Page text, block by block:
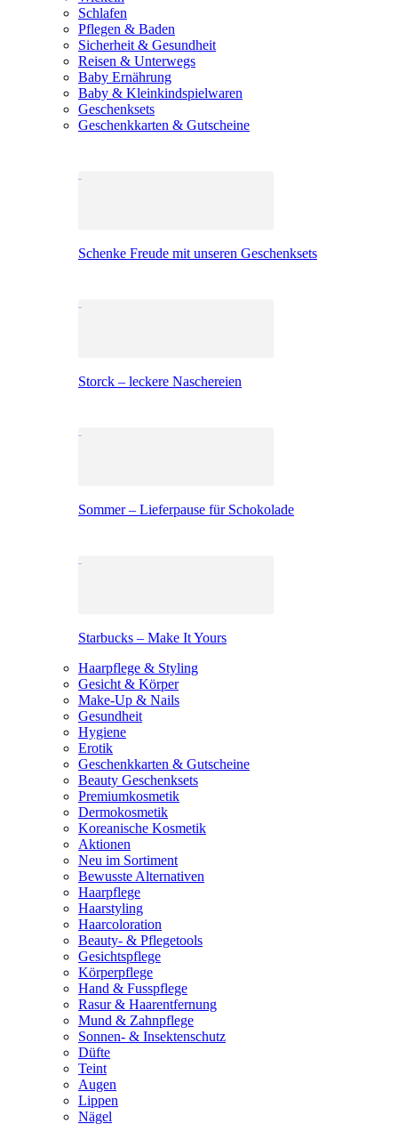
Schlafen
Pflegen & Baden
Sicherheit & Gesundheit
Reisen & Unterwegs
Baby Ernährung
Baby & Kleinkindspielwaren
Geschenksets
Geschenkkarten & Gutscheine
Schenke Freude mit unseren Geschenksets
Storck – leckere Naschereien
Sommer – Lieferpause für Schokolade
Starbucks – Make It Yours
Haarpflege & Styling
Gesicht & Körper
Make-Up & Nails
Gesundheit
Hygiene
Erotik
Geschenkkarten & Gutscheine
Beauty Geschenksets
Premiumkosmetik
Dermokosmetik
Koreanische Kosmetik
Aktionen
Neu im Sortiment
Bewusste Alternativen
Haarpflege
Haarstyling
Haarcoloration
Beauty- & Pflegetools
Gesichtspflege
Körperpflege
Hand & Fusspflege
Rasur & Haarentfernung
Mund & Zahnpflege
Sonnen- & Insektenschutz
Düfte
Teint
Augen
Lippen
Nägel